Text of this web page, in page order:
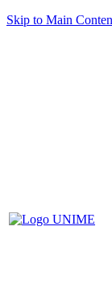
Skip to Main